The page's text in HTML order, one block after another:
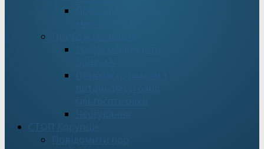
СТОП Корупція
Повідомити про